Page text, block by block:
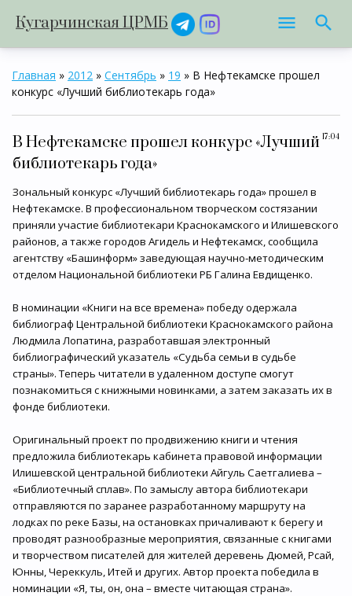
Кугарчинская ЦРМБ
Главная » 2012 » Сентябрь » 19 » В Нефтекамске прошел
конкурс «Лучший библиотекарь года»
17:04
В Нефтекамске прошел конкурс «Лучший
библиотекарь года»
Зональный конкурс «Лучший библиотекарь года» прошел в
Нефтекамске. В профессиональном творческом состязании
приняли участие библиотекари Краснокамского и Илишевского
районов, а также городов Агидель и Нефтекамск, сообщила
агентству «Башинформ» заведующая научно-методическим
отделом Национальной библиотеки РБ Галина Евдищенко.
В номинации «Книги на все времена» победу одержала
библиограф Центральной библиотеки Краснокамского района
Людмила Лопатина, разработавшая электронный
библиографический указатель «Судьба семьи в судьбе
страны». Теперь читатели в удаленном доступе смогут
познакомиться с книжными новинками, а затем заказать их в
фонде библиотеки.
Оригинальный проект по продвижению книги и чтения
предложила библиотекарь кабинета правовой информации
Илишевской центральной библиотеки Айгуль Саетгалиева –
«Библиотечный сплав». По замыслу автора библиотекари
отправляются по заранее разработанному маршруту на
лодках по реке Базы, на остановках причаливают к берегу и
проводят разнообразные мероприятия, связанные с книгами
и творчеством писателей для жителей деревень Дюмей, Рсай,
Юнны, Череккуль, Итей и других. Автор проекта победила в
номинации «Я, ты, он, она – вместе читающая страна».